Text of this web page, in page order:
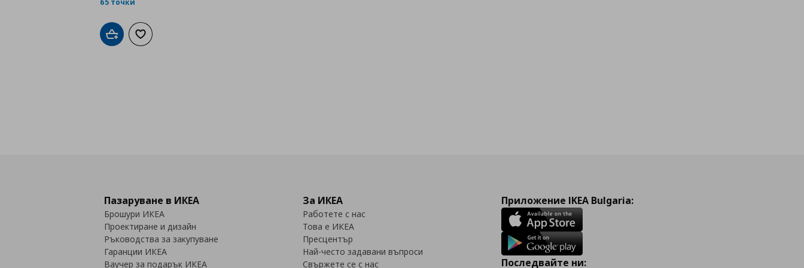
65 точки
Добави в кошницата
Добави към списъка с любими
Пазаруване в ИКЕА
Брошури ИКЕА
Проектиране и дизайн
Ръководства за закупуване
Гаранции ИКЕА
Ваучер за подарък ИКЕА
За ИКЕА
Работете с нас
Това е ИКЕА
Пресцентър
Най-често задавани въпроси
Свържете се с нас
Приложение IKEA Bulgaria:
Последвайте ни: